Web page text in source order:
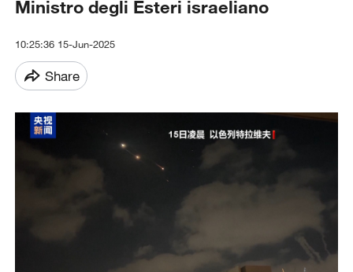
Ministro degli Esteri israeliano
10:25:36 15-Jun-2025
Share